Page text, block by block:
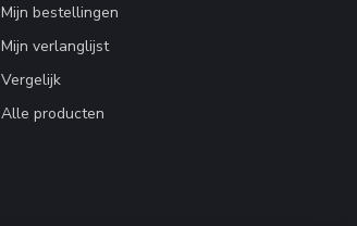
Mijn bestellingen
Mijn verlanglijst
Vergelijk
Alle producten